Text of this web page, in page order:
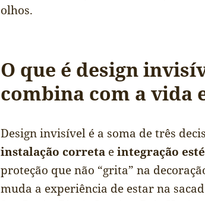
olhos.
O que é design
combina com a vida
Design invisível é a soma de três
instalação correta eintegração
proteção que não “grita” na
muda a experiência de estar na